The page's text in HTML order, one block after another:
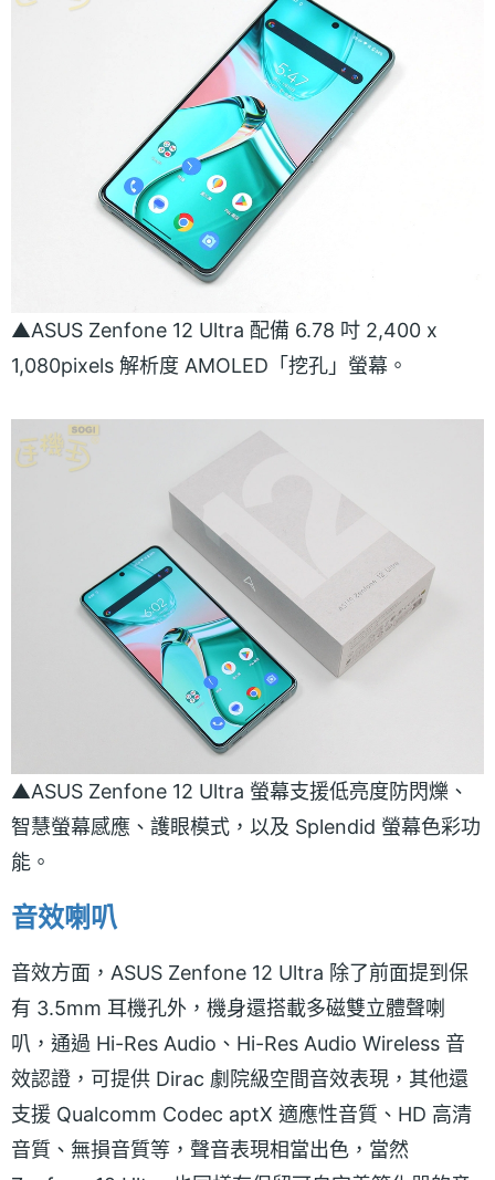
▲ASUS Zenfone 12 Ultra 配備 6.78 吋 2,400 x
1,080pixels 解析度 AMOLED「挖孔」螢幕。
▲ASUS Zenfone 12 Ultra 螢幕支援低亮度防閃爍、
智慧螢幕感應、護眼模式，以及 Splendid 螢幕色彩功
能。
音效喇叭
音效方面，ASUS Zenfone 12 Ultra 除了前面提到保
有 3.5mm 耳機孔外，機身還搭載多磁雙立體聲喇
叭，通過 Hi-Res Audio、Hi-Res Audio Wireless 音
效認證，可提供 Dirac 劇院級空間音效表現，其他還
支援 Qualcomm Codec aptX 適應性音質、HD 高清
音質、無損音質等，聲音表現相當出色，當然